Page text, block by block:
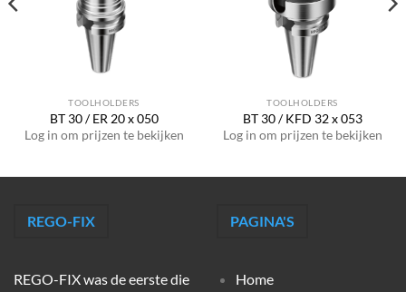
TOOLHOLDERS
BT 30 / ER 20 x 050
Log in om prijzen te bekijken
TOOLHOLDERS
BT 30 / KFD 32 x 053
Log in om prijzen te bekijken
REGO-FIX
REGO-FIX was de eerste die
PAGINA'S
Home